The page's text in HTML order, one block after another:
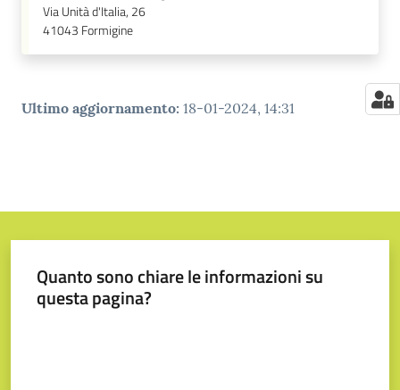
Via Unità d'Italia, 26
41043 Formigine
Ultimo aggiornamento: 18-01-2024, 14:31
Quanto sono chiare le informazioni su
questa pagina?